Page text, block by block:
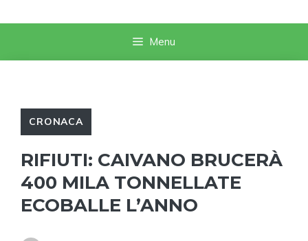
Menu
CRONACA
RIFIUTI: CAIVANO BRUCERÀ
400 MILA TONNELLATE
ECOBALLE L’ANNO